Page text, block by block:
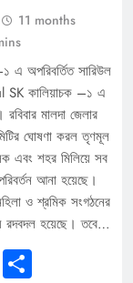
11 months
এ অপরিবর্তিত সারিউল
SK কালিয়াচক –১ এ
মালদা জেলার
ঘোষণা করল তৃণমূল
এবং শহর মিলিয়ে সব
আনা হয়েছে।
ও শ্রমিক সংগঠনের
রদবদল হয়েছে। তবে…
Share